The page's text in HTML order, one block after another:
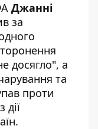
Джанні
за
досягло", а
та
проти
дії